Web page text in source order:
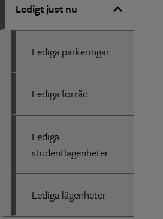
Ledigt just nu
Lediga parkeringar
Lediga förråd
Lediga
studentlägenheter
Lediga lägenheter